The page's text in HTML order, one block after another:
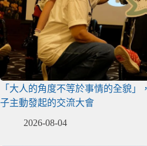
「大人的角度不等於事情的全貌」
子主動發起的交流大會
2026-08-04